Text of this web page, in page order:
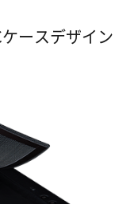
ースデザイン